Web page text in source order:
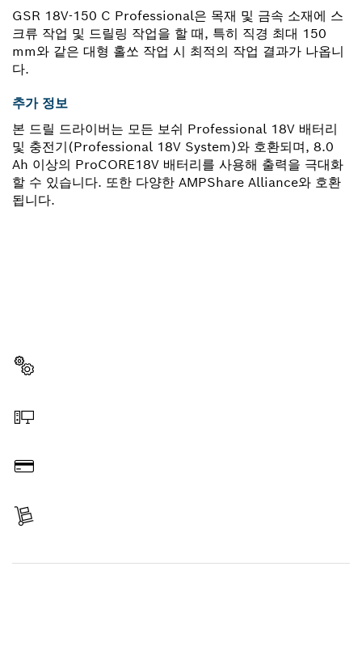
GSR 18V-150 C Professional은 목재 및 금속 소재에 스
크류 작업 및 드릴링 작업을 할 때, 특히 직경 최대 150
mm와 같은 대형 홀쏘 작업 시 최적의 작업 결과가 나옵니
다.
추가 정보
본 드릴 드라이버는 모든 보쉬 Professional 18V 배터리
및 충전기(Professional 18V System)와 호환되며, 8.0
Ah 이상의 ProCORE18V 배터리를 사용해 출력을 극대화
할 수 있습니다. 또한 다양한 AMPShare Alliance와 호환
됩니다.